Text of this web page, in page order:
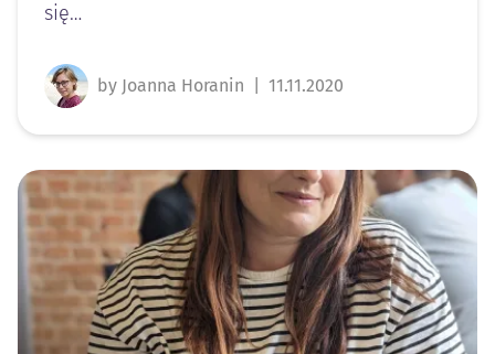
się…
by Joanna Horanin 11.11.2020